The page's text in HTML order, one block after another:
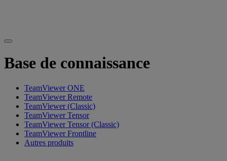
Base de connaissance
TeamViewer ONE
TeamViewer Remote
TeamViewer (Classic)
TeamViewer Tensor
TeamViewer Tensor (Classic)
TeamViewer Frontline
Autres produits